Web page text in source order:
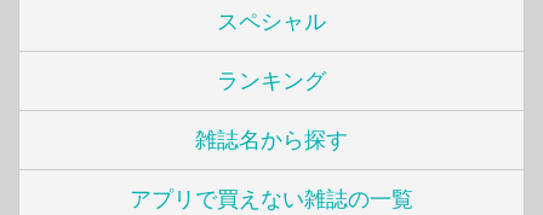
スペシャル
ランキング
雑誌名から探す
アプリで買えない雑誌の一覧